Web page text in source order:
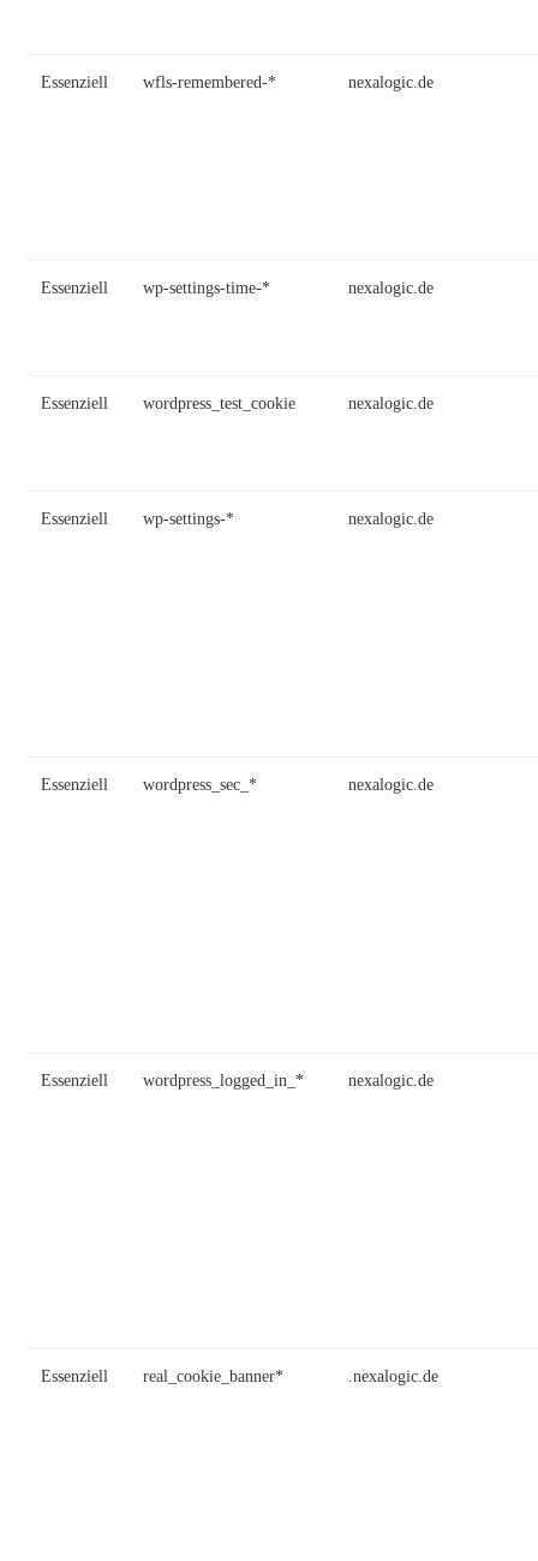
Essenziell wfls-remembered-* nexalogic.de
Essenziell wp-settings-time-* nexalogic.de
Essenziell wordpress_test_cookie nexalogic.de
Essenziell wp-settings-* nexalogic.de
Essenziell wordpress_sec_* nexalogic.de
Essenziell wordpress_logged_in_* nexalogic.de
Essenziell real_cookie_banner* .nexalogic.de